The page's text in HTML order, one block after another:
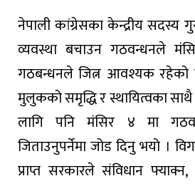
नेपाली कांग्रेसका केन्द्रीय सदस्य
व्यवस्था बचाउन गठवन्धनले
गठबन्धनले जित्न आवश्यक रहेको
मुलुकको समृद्धि र स्थायित्वका
लागि पनि मंसिर ४ मा
जिताउनुपर्नेमा जोड दिनु भयो ।
प्राप्त सरकारले संविधान